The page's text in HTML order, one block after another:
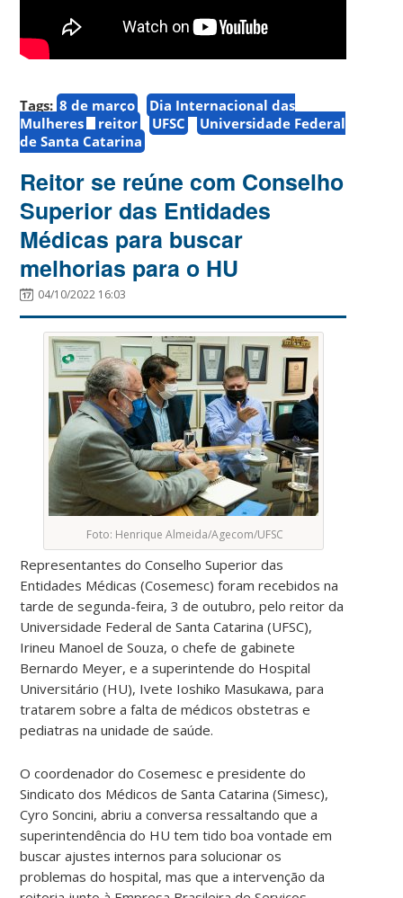
Tags: 8 de março
Dia Internacional das
Mulheres
reitor UFSC
Universidade Federal
de Santa Catarina
Reitor se reúne com Conselho
Superior das Entidades
Médicas para buscar
melhorias para o HU
04/10/2022 16:03
Foto: Henrique Almeida/Agecom/UFSC
Representantes do Conselho Superior das
Entidades Médicas (Cosemesc) foram recebidos na
tarde de segunda-feira, 3 de outubro, pelo reitor da
Universidade Federal de Santa Catarina (UFSC),
Irineu Manoel de Souza, o chefe de gabinete
Bernardo Meyer, e a superintende do Hospital
Universitário (HU), Ivete Ioshiko Masukawa, para
tratarem sobre a falta de médicos obstetras e
pediatras na unidade de saúde.
O coordenador do Cosemesc e presidente do
Sindicato dos Médicos de Santa Catarina (Simesc),
Cyro Soncini, abriu a conversa ressaltando que a
superintendência do HU tem tido boa vontade em
buscar ajustes internos para solucionar os
problemas do hospital, mas que a intervenção da